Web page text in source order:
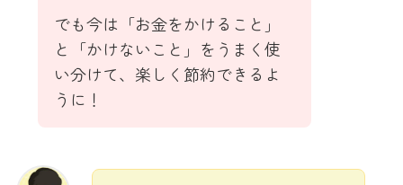
でも今は「お金をかけること」
と「かけないこと」をうまく使
い分けて、楽しく節約できるよ
うに！